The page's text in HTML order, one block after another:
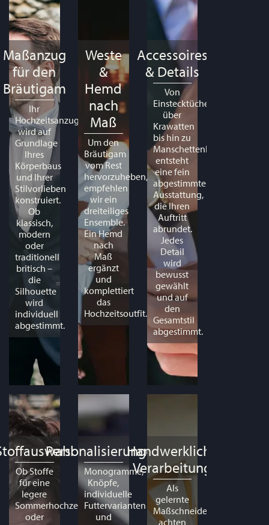
Maßanzug
für den
Bräutigam
Ihr
Hochzeitsanzug
wird auf
Grundlage
Ihres
Körperbaus
und Ihrer
Stilvorlieben
konstruiert.
Ob
klassisch,
modern
oder
traditionell
britisch –
die
Silhouette
wird
individuell
abgestimmt.
Weste
&
Hemd
nach
Maß
Um den
Bräutigam
vom Rest
hervorzuheben,
empfehlen
wir ein
dreiteiliges
Ensemble.
Ein Hemd
nach
Maß
ergänzt
und
komplettiert
das
Hochzeitsoutfit.
Accessoires
& Details
Von
Einstecktüchern
über
Krawatten
bis hin zu
Manschettenknöpfen
entsteht
eine fein
abgestimmte
Ausstattung,
die Ihren
Auftritt
abrundet.
Jedes
Detail
wird
bewusst
gewählt
und auf
den
Gesamtstil
abgestimmt.
Ob Stoffe
für eine
legere
Sommerhochzeit
oder
Personalisierungen
Monogramme,
Knöpfe,
individuelle
Futtervarianten
und
Handwerkliche
Verarbeitung
Als
gelernte
Maßschneider
achten